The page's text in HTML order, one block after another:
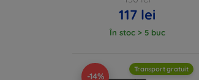
117 lei
În stoc > 5 buc
-14%
Transport gratuit